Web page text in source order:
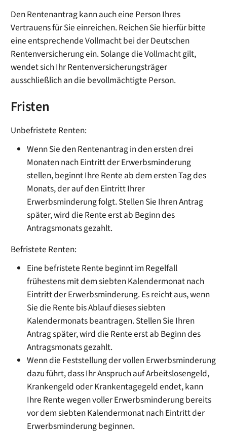
Den Rentenantrag kann auch eine Person Ihres
Vertrauens für Sie einreichen. Reichen Sie hierfür bitte
eine entsprechende Vollmacht bei der Deutschen
Rentenversicherung ein. Solange die Vollmacht gilt,
wendet sich Ihr Rentenversicherungsträger
ausschließlich an die bevollmächtigte Person.
Fristen
Unbefristete Renten:
Wenn Sie den Rentenantrag in den ersten drei
Monaten nach Eintritt der Erwerbsminderung
stellen, beginnt Ihre Rente ab dem ersten Tag des
Monats, der auf den Eintritt Ihrer
Erwerbsminderung folgt. Stellen Sie Ihren Antrag
später, wird die Rente erst ab Beginn des
Antragsmonats gezahlt.
Befristete Renten:
Eine befristete Rente beginnt im Regelfall
frühestens mit dem siebten Kalendermonat nach
Eintritt der Erwerbsminderung. Es reicht aus, wenn
Sie die Rente bis Ablauf dieses siebten
Kalendermonats beantragen. Stellen Sie Ihren
Antrag später, wird die Rente erst ab Beginn des
Antragsmonats gezahlt.
Wenn die Feststellung der vollen Erwerbsminderung
dazu führt, dass Ihr Anspruch auf Arbeitslosengeld,
Krankengeld oder Krankentagegeld endet, kann
Ihre Rente wegen voller Erwerbsminderung bereits
vor dem siebten Kalendermonat nach Eintritt der
Erwerbsminderung beginnen.